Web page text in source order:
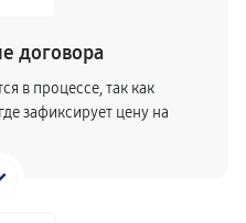
договора
в процессе, так как
зафиксирует цену на